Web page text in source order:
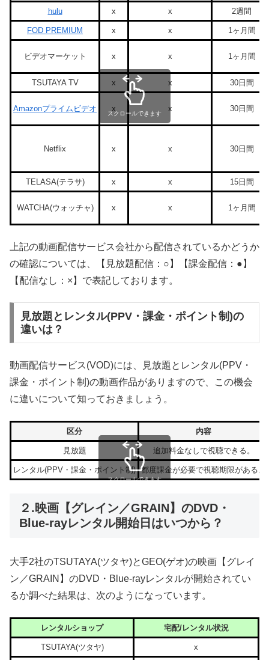
hulu x x 2週間
FOD PREMIUM x x 1ヶ月間
ビデオマーケット x x 1ヶ月間
TSUTAYA TV x x 30日間
Amazonプライムビデオ x x 30日間
Netflix x x 30日間
TELASA(テラサ) x x 15日間
WATCHA(ウォッチャ) x x 1ヶ月間
スクロールできます
上記の動画配信サービス会社から配信されているかどうか
の確認については、【見放題配信：○】【課金配信：●】
【配信なし：×】で表記しております。
見放題とレンタル(PPV・課金・ポイント制)の
違いは？
動画配信サービス(VOD)には、見放題とレンタル(PPV・
課金・ポイント制)の動画作品がありますので、この機会
に違いについて知っておきましょう。
区分 内容
見放題 追加料金なしで視聴できる。
レンタル(PPV・課金・ポイント制) 都度課金が必要で視聴期限がある。
スクロールできます
２.映画【グレイン／GRAIN】のDVD・
Blue-rayレンタル開始日はいつから？
大手2社のTSUTAYA(ツタヤ)とGEO(ゲオ)の映画【グレイ
ン／GRAIN】のDVD・Blue-rayレンタルが開始されてい
るか調べた結果は、次のようになっています。
レンタルショップ 宅配/レンタル状況
TSUTAYA(ツタヤ) x